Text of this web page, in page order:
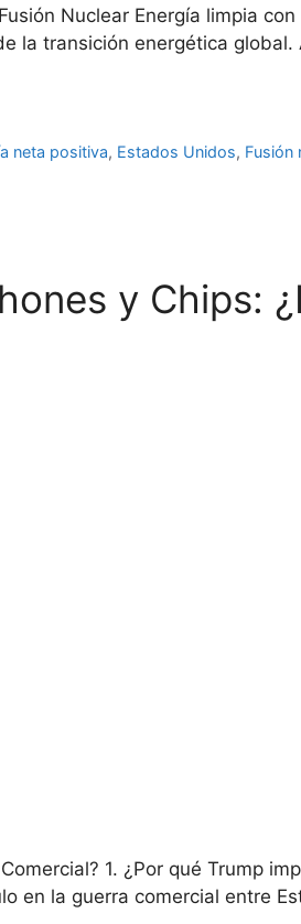
Nuclear Energía limpia
la transición energética
neta positiva, Estados Unidos, Fusión
y Chips:
1. ¿Por qué Trump
en la guerra comercial entre